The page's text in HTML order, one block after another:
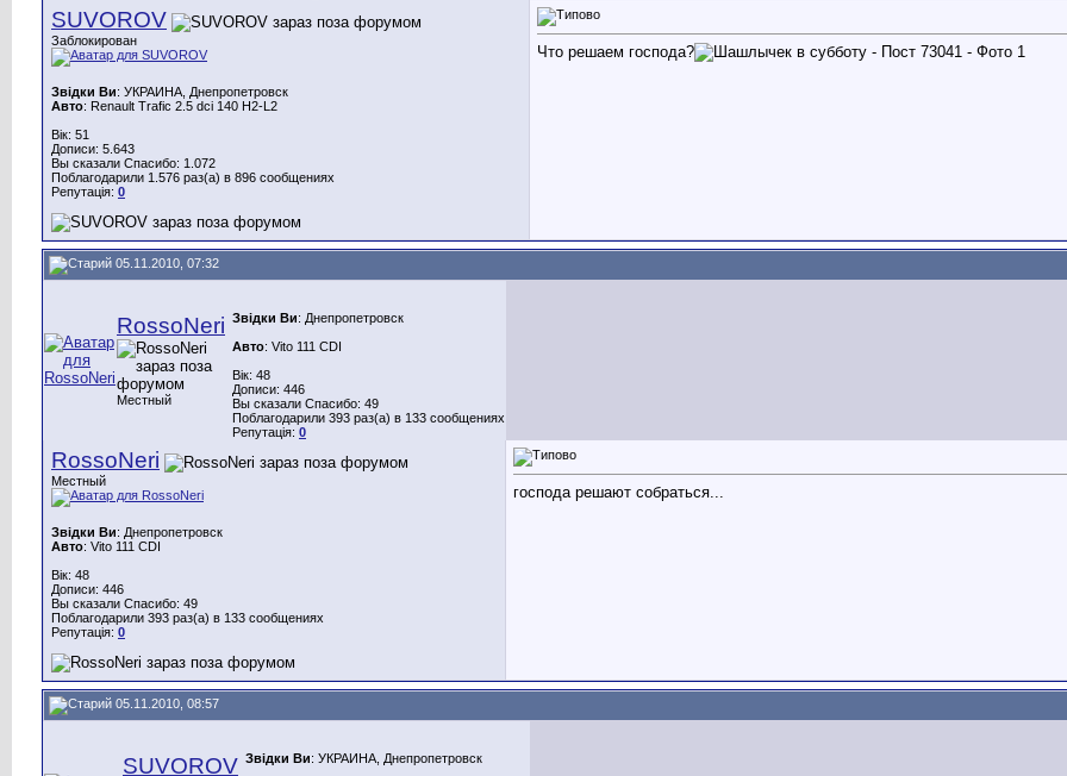
SUVOROV
Заблокирован
Звідки Ви: УКРАИНА, Днепропетровск
Авто: Renault Trafic 2.5 dci 140 H2-L2
Вік: 51
Дописи: 5.643
Вы сказали Спасибо: 1.072
Поблагодарили 1.576 раз(а) в 896 сообщениях
Репутація: 0
Что решаем господа?
05.11.2010, 07:32
RossoNeri
Местный
Звідки Ви: Днепропетровск
Авто: Vito 111 CDI
Вік: 48
Дописи: 446
Вы сказали Спасибо: 49
Поблагодарили 393 раз(а) в 133 сообщениях
Репутація: 0
RossoNeri
Местный
Звідки Ви: Днепропетровск
Авто: Vito 111 CDI
Вік: 48
Дописи: 446
Вы сказали Спасибо: 49
Поблагодарили 393 раз(а) в 133 сообщениях
Репутація: 0
господа решают собраться...
05.11.2010, 08:57
SUVOROV Звідки Ви: УКРАИНА, Днепропетровск